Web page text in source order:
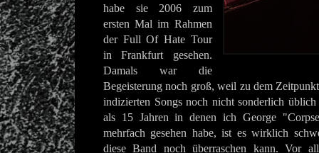
habe sie 2006 zum
ersten Mal im Rahmen
der Full Of Hate Tour
in Frankfurt gesehen.
Damals war die
Begeisterung noch groß, weil zu dem
indizierten Songs noch nicht sonderlich
als 15 Jahren in denen ich George
mehrfach gesehen habe, ist es wirklich
diese Band noch überraschen kann. Vor